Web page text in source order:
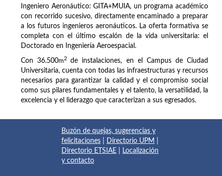
Ingeniero Aeronáutico: GITA+MUIA, un programa académico
con recorrido sucesivo, directamente encaminado a preparar
a los futuros ingenieros aeronáuticos. La oferta formativa se
completa con el último escalón de la vida universitaria: el
Doctorado en Ingeniería Aeroespacial.
Con 36.500m2
de instalaciones, en el Campus de Ciudad
Universitaria, cuenta con todas las infraestructuras y recursos
necesarios para garantizar la calidad y el compromiso social
como sus pilares fundamentales y el talento, la versatilidad, la
excelencia y el liderazgo que caracterizan a sus egresados.
Buzón de quejas, sugerencias y
felicitaciones
Directorio UPM
Directorio ETSIAE
Localización
y contacto